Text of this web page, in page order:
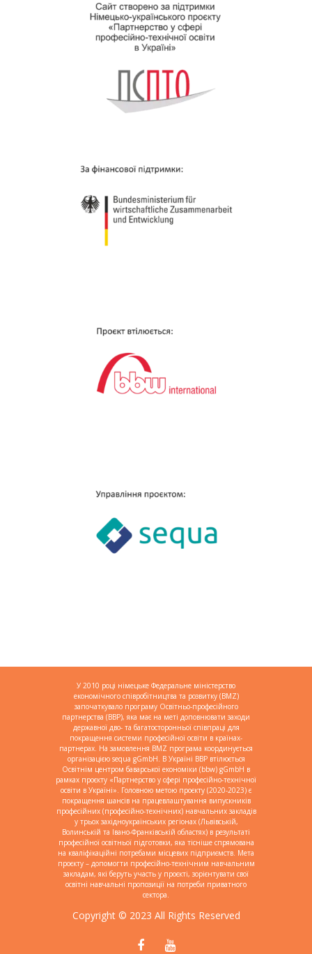
У 2010 році німецьке Федеральне міністерство
економічного співробітництва та розвитку (BMZ)
започаткувало програму Освітньо-професійного
партнерства (BBP), яка має на меті доповнювати заходи
державної дво- та багатосторонньої співпраці для
покращення системи професійної освіти в країнах-
партнерах. На замовлення BMZ програма координується
організацією sequa gGmbH. В Україні BBP втілюється
Освітнім центром баварської економіки (bbw) gGmbH в
рамках проєкту «Партнерство у сфері професійно-технічної
освіти в Україні». Головною метою проєкту (2020-2023) є
покращення шансів на працевлаштування випускників
професійних (професійно-технічних) навчальних закладів
у трьох західноукраїнських регіонах (Львівській,
Волинській та Івано-Франківській областях) в результаті
професійної освітньої підготовки, яка тісніше спрямована
на кваліфікаційні потребами місцевих підприємств. Мета
проєкту – допомогти професійно-технічним навчальним
закладам, які беруть участь у проєкті, зорієнтувати свої
освітні навчальні пропозиції на потреби приватного
сектора.
Copyright © 2023 All Rights Reserved